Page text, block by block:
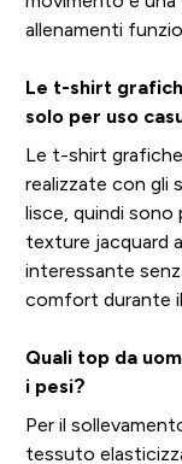
allenamenti
Le t-shirt
solo per uso
Le t-shirt grafiche
realizzate con gli
lisce, quindi sono
texture jacquard
interessante
comfort durante
Quali top da
i pesi?
Per il
tessuto